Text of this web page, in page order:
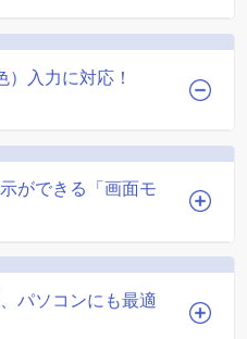
入力に対応！
ができる「画面モ
パソコンにも最適